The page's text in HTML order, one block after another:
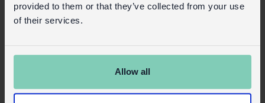
provided to them or that they’ve collected from your use
of their services.
Allow all
Bilderrahmen zum Aufhängen aus Glas und